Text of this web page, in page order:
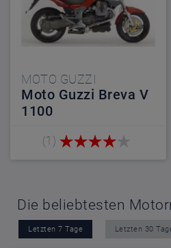
(1)
MOTO GUZZI
Moto Guzzi Breva V
1100
Die beliebtesten
Letzten 7 Tage Letzten 30